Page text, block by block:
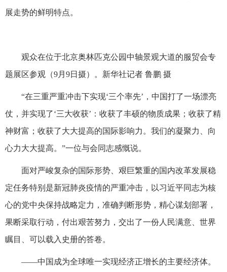
展走势的鲜明特点。
观众在位于北京奥林匹克公园中轴景观大道的服贸会专
题展区参观（9月9日摄）。新华社记者 鲁鹏 摄
“在三重严重冲击下实现‘三个率先’，中国打了一场漂亮
仗，并实现了‘三大收获’：收获了丰硕的物质成果；收获了精
神财富；收获了大大提高的国际影响力。我们的凝聚力、向
心力大大提高。”一位与会同志感慨说。
面对严峻复杂的国际形势、艰巨繁重的国内改革发展稳
定任务特别是新冠肺炎疫情的严重冲击，以习近平同志为核
心的党中央保持战略定力，准确判断形势，精心谋划部署，
果断采取行动，付出艰苦努力，交出了一份人民满意、世界
瞩目、可以载入史册的答卷。
——中国成为全球唯一实现经济正增长的主要经济体。